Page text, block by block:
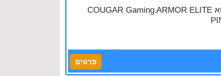
כסא COUGAR Gaming ARMOR ELITE